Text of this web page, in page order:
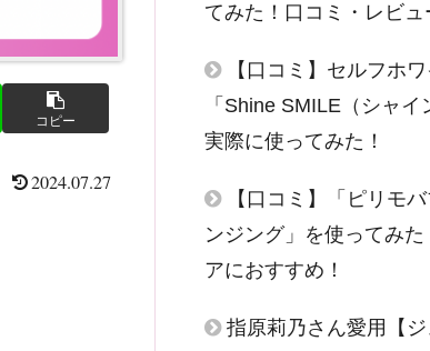
コピー
2024.07.27
てみた！口コミ・レビュ
【口コミ】セルフホ
「Shine SMILE（シャイ
実際に使ってみた！
【口コミ】「ピリモ
ンジング」を使ってみ
アにおすすめ！
指原莉乃さん愛用【